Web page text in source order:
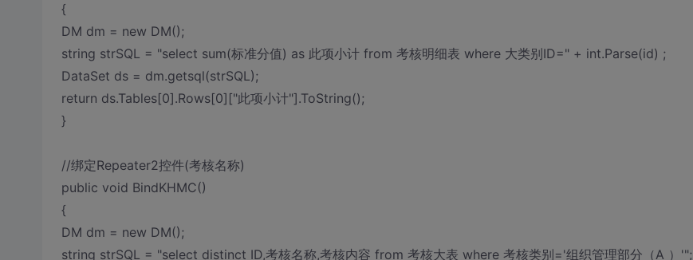
{
DM dm = new DM();
string strSQL = "select sum(标准分值) as 此项小计 from 考核明细表 where 大类别ID=" + int.Parse(id) ;
DataSet ds = dm.getsql(strSQL);
return ds.Tables[0].Rows[0]["此项小计"].ToString();
}
//绑定Repeater2控件(考核名称)
public void BindKHMC()
{
DM dm = new DM();
string strSQL = "select distinct ID,考核名称,考核内容 from 考核大表 where 考核类别='组织管理部分（A ）'";